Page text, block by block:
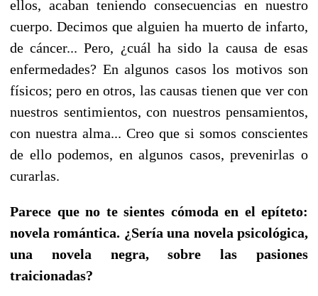
ellos, acaban teniendo consecuencias en nuestro
cuerpo. Decimos que alguien ha muerto de infarto,
de cáncer... Pero, ¿cuál ha sido la causa de esas
enfermedades? En algunos casos los motivos son
físicos; pero en otros, las causas tienen que ver con
nuestros sentimientos, con nuestros pensamientos,
con nuestra alma... Creo que si somos conscientes
de ello podemos, en algunos casos, prevenirlas o
curarlas.
Parece que no te sientes cómoda en el epíteto:
novela romántica. ¿Sería una novela psicológica,
una novela negra, sobre las pasiones
traicionadas?